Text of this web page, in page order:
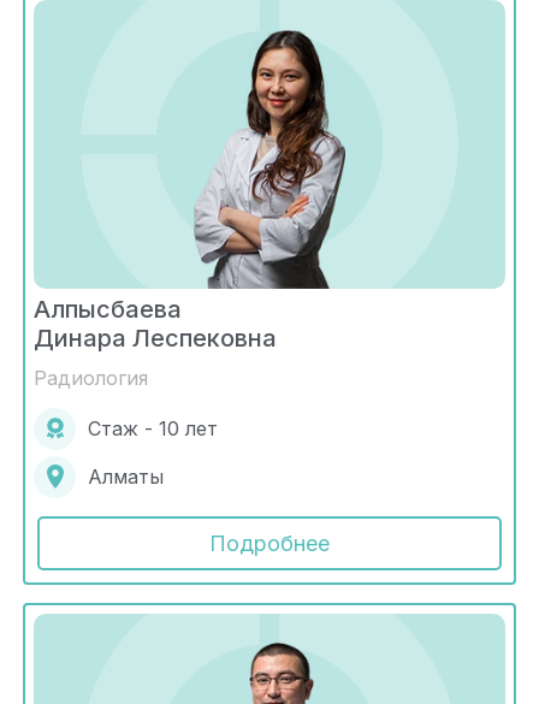
Алпысбаева
Динара Леспековна
Радиология
Стаж - 10 лет
Алматы
Подробнее